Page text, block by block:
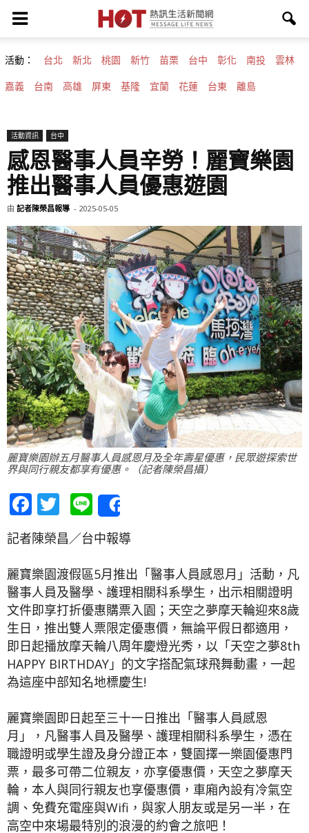
活動： 台北 新北 桃園 新竹 苗栗 台中 彰化 南投 雲林
嘉義 台南 高雄 屏東 基隆 宜蘭 花蓮 台東 離島
活動資訊 台中
感恩醫事人員辛勞！麗寶樂園
推出醫事人員優惠遊園
由 記者陳榮昌報導 - 2025-05-05
麗寶樂園辦五月醫事人員感恩月及全年壽星優惠，民眾遊探索世
界與同行親友都享有優惠。（記者陳榮昌攝）
Facebook
Twitter
Line
記者陳榮昌／台中報導
麗寶樂園渡假區5月推出「醫事人員感恩月」活動，凡
醫事人員及醫學、護理相關科系學生，出示相關證明
文件即享打折優惠購票入園；天空之夢摩天輪迎來8歲
生日，推出雙人票限定優惠價，無論平假日都適用，
即日起播放摩天輪八周年慶燈光秀，以「天空之夢8th
HAPPY BIRTHDAY」的文字搭配氣球飛舞動畫，一起
為這座中部知名地標慶生!
麗寶樂園即日起至三十一日推出「醫事人員感恩
月」，凡醫事人員及醫學、護理相關科系學生，憑在
職證明或學生證及身分證正本，雙園擇一樂園優惠門
票，最多可帶二位親友，亦享優惠價，天空之夢摩天
輪，本人與同行親友也享優惠價，車廂內設有冷氣空
調、免費充電座與Wifi，與家人朋友或是另一半，在
高空中來場最特別的浪漫的約會之旅吧！